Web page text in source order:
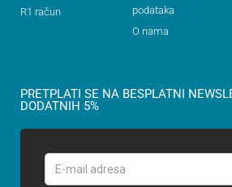
R1 račun
podataka
O nama
PRETPLATI SE NA BESPLATNI
DODATNIH 5%